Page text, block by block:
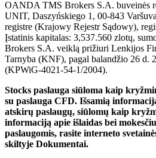
OANDA TMS Brokers S.A. buveinės
UNIT, Daszyńskiego 1, 00-843
registre (Krajowy Rejestr Sądowy),
Įstatinis kapitalas: 3,537.560 zlotų,
Brokers S.A. veiklą prižiuri Lenkijos
Tarnyba (KNF), pagal balandžio 26 d.
(KPWiG-4021-54-1/2004).
Stocks paslauga siūloma kaip
su paslauga CFD. Išsamią
atskirų paslaugų, siūlomų kaip
informaciją apie išlaidas bei
paslaugomis, rasite interneto
skiltyje Dokumentai.